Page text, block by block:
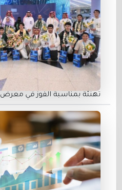
تهنئة بمناسبة الفوز في معرض ⁧آيتكس_2025‬⁩